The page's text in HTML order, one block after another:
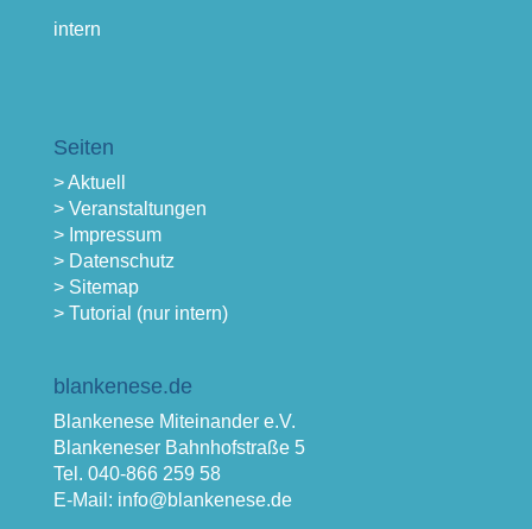
intern
Seiten
> Aktuell
> Veranstaltungen
> Impressum
> Datenschutz
> Sitemap
> Tutorial (nur intern)
blankenese.de
Blankenese Miteinander e.V.
Blankeneser Bahnhofstraße 5
Tel. 040-866 259 58
E-Mail: info@blankenese.de